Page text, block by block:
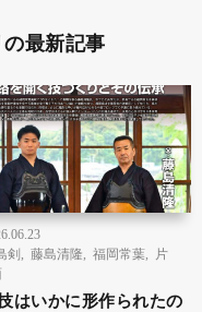
最新記事
剣
藤島清隆 福岡常葉
片
はいかに形作られたの